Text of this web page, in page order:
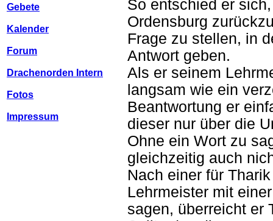
Gebete
Kalender
Forum
Drachenorden Intern
Fotos
Impressum
So entschied er
Ordensburg
Frage zu stellen, in
Antwort geben.
Als er seinem
langsam wie ein
Beantwortung er
dieser nur über die
Ohne ein Wort zu
gleichzeitig auch
Nach einer für
Lehrmeister mit
sagen, überreicht er